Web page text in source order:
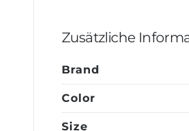
Zusätzliche
Brand
Color
Size